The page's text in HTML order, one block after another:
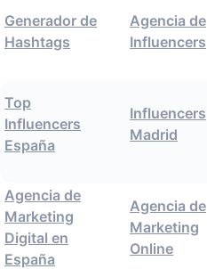
Generador de
Hashtags
Agencia de
Influencers
Top
Influencers
España
Influencers
Madrid
Agencia de
Marketing
Digital en
España
Agencia de
Marketing
Online